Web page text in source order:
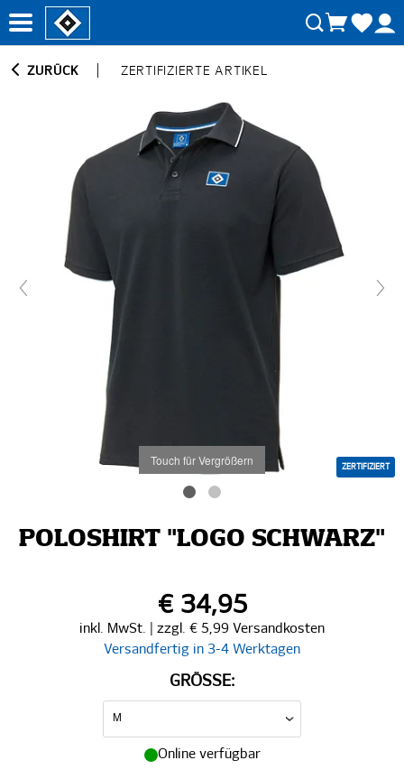
ZURÜCK ZERTIFIZIERTE ARTIKEL
Touch für Vergrößern ZERTIFIZIERT
POLOSHIRT "LOGO SCHWARZ"
€ 34,95
inkl. MwSt. | zzgl. € 5,99 Versandkosten
Versandfertig in 3-4 Werktagen
GRÖSSE:
Online verfügbar